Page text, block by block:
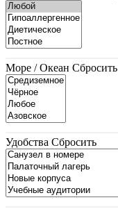
Море / Океан Сбросить
Удобства Сбросить